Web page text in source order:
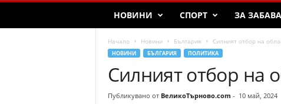
НОВИНИ СПОРТ ЗА ЗАБАВА
Начало Новини България Силният отбор на
НОВИНИ БЪЛГАРИЯ ПОЛИТИКА
Силният отбор на
Публикувано от ВеликоТърново.com - 10 май, 2024